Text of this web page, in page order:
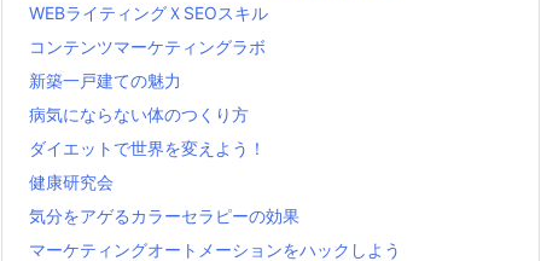
WEBライティングＸSEOスキル
コンテンツマーケティングラボ
新築一戸建ての魅力
病気にならない体のつくり方
ダイエットで世界を変えよう！
健康研究会
気分をアゲるカラーセラピーの効果
マーケティングオートメーションをハックしよう